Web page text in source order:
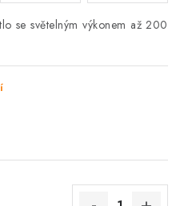
se světelným výkonem až 200